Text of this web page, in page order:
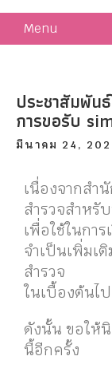
Menu
ประชาสัมพัน
การขอรับ
มีนาคม 24,
เนื่องจากสำ
สำรวจสำหรั
เพื่อใช้ในกา
จำเป็นเพิ่มเ
สำรวจ
ในเบื้องต้นไ
ดังนั้น ขอให้
นี้อีกครั้ง